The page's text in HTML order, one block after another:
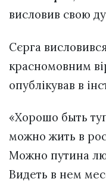
висловив свою
Сєрга
красномовним
опублікував в
«Хорошо быть
можно жить в
Можно путина
Видеть в нем